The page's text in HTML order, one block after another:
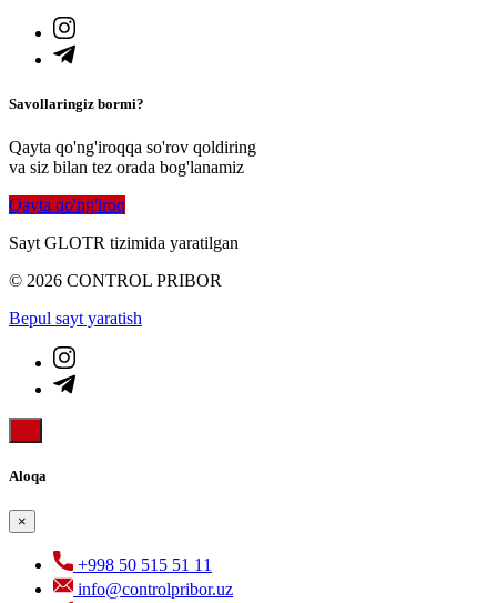
Savollaringiz bormi?
Qayta qo'ng'iroqqa so'rov qoldiring
va siz bilan tez orada bog'lanamiz
Qayta qo'ng'iroq
Sayt GLOTR tizimida yaratilgan
© 2026 CONTROL PRIBOR
Bepul sayt yaratish
Aloqa
×
+998 50 515 51 11
info@controlpribor.uz